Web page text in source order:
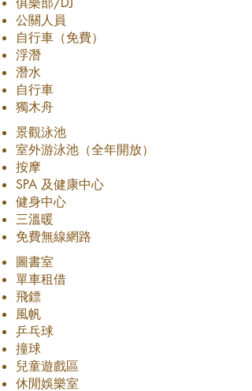
公關人員
自行車（免費）
浮潛
潛水
自行車
獨木舟
景觀泳池
室外游泳池（全年開放）
按摩
SPA 及健康中心
健身中心
三溫暖
免費無線網路
圖書室
單車租借
飛鏢
風帆
乒乓球
撞球
兒童遊戲區
休閒娛樂室